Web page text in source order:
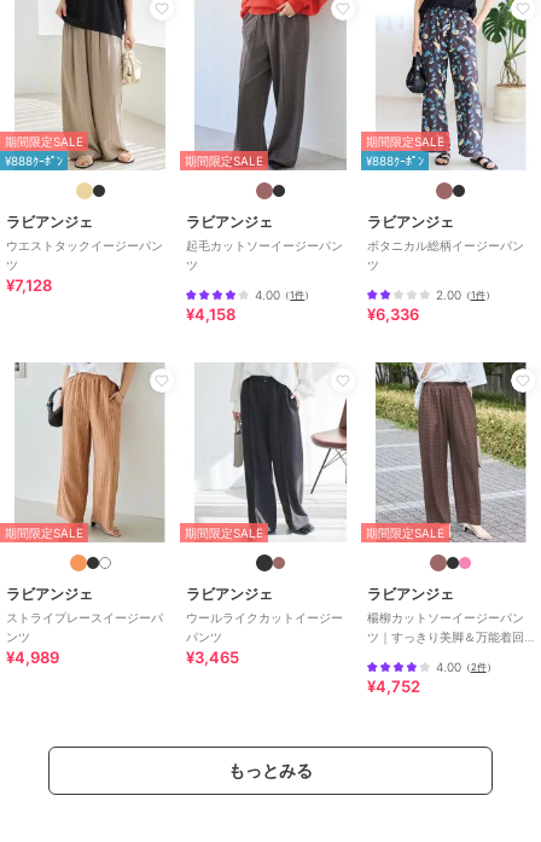
■商品注意事項■
※商品画像は、光の当たり具合やパソコンなどの閲覧環境により、実
際の色味と異なって見える場合がございます。予めご了承ください。
※生地アップの画像が、実際の商品に一番近い色味となりますので、
ご参照ください。
※末永く愛用頂く為に、アテンションタグ・洗濯ネームを必ずご確認
の上、着用又はお取り扱い下さい。
※生産時期により色味が多少異なる場合がございます。予めご了承く
ださい。
[型番:5760059]
ブランド ラビアンジェ
ショップ ラビアンジェ
商品カテゴリ パンツ ／ その他パンツ
性別タイプ
レディース
パンツ ／その他パンツ
A、79ｲﾝﾃﾞｨｺﾞﾌﾞﾙｰ
M,LL,3L,4L,5L
＜表地＞レーヨン 54% ナイロン 4
手洗い可
期間限定SALE
¥888ｸｰﾎﾟﾝ
ラビアンジェ
ウエストタックイージーパン
ツ
¥7,128
期間限定SALE
ラビアンジェ
起毛カットソーイージーパン
ツ
4.00 （1件）
¥4,158
期間限定SALE
¥888ｸｰﾎﾟﾝ
ラビアンジェ
ボタニカル総柄イージーパン
ツ
2.00（1件）
¥6,336
期間限定SALE
ラビアンジェ
ストライプレースイージーパ
ンツ
¥4,989
期間限定SALE
ラビアンジェ
ウールライクカットイージー
パンツ
¥3,465
期間限定SALE
ラビアンジェ
楊柳カットソーイージーパン
ツ｜すっきり美脚＆万能着回
ウエストゴム
4.00（2件）
¥4,752
もっとみる